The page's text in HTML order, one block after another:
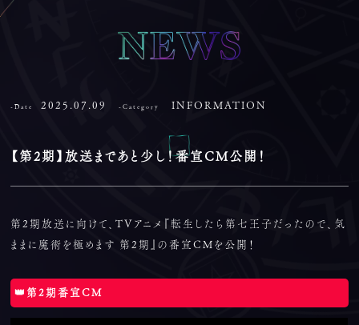
-Date 2025.07.09 -Category INFORMATION
【第2期】放送まであと少し！番宣CM公開！
第2期放送に向けて、TVアニメ『転生したら第七王子だったので、気
ままに魔術を極めます 第2期』の番宣CMを公開！
👑第2期番宣CM